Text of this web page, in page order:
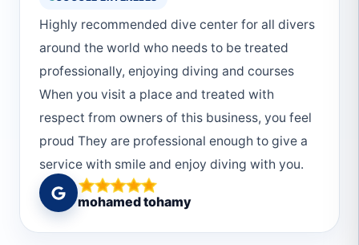
wszystko perfekt, punktualnie, wesoło, wybór
miejsc nurkowych idealny. Obsługa nurkowań
na najwyższym poziomie. Oprócz Moniki
pozostali przewodnicy również
profesjonaliści. Podczas tych kilku dni
poznałem wspaniałych ludzi, przyjaciół. Wiem
już, że niedługo wrócę i z największą
przyjemnością skorzystam z Waszych usług.
Jeszcze raz ogromne podziękowania dla
całego teamu Deep South Divers. Do
Highly recommended dive center for all divers
around the world who needs to be treated
professionally, enjoying diving and courses
When you visit a place and treated with
respect from owners of this business, you feel
proud They are professional enough to give a
service with smile and enjoy diving with you.
Good and decent comment in diving is very
important for all divers to improve their skills
and develop their performance, all what you
mohamed tohamy